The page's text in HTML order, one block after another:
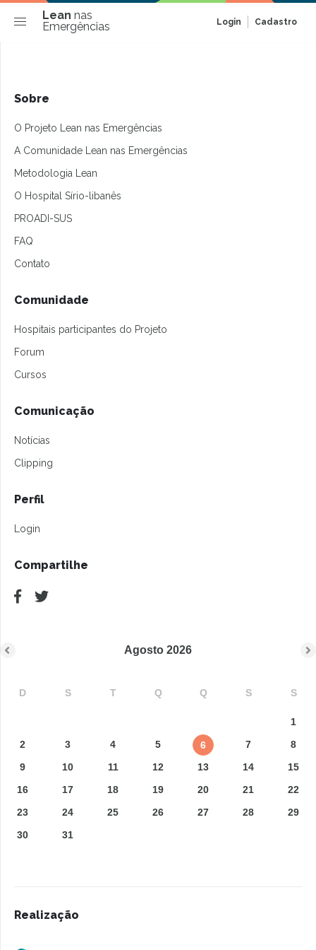
Lean nas
Emergências
Login Cadastro
Sobre
O Projeto Lean nas Emergências
A Comunidade Lean nas Emergências
Metodologia Lean
O Hospital Sírio-libanês
PROADI-SUS
FAQ
Contato
Comunidade
Hospitais participantes do Projeto
Forum
Cursos
Comunicação
Notícias
Clipping
Perfil
Login
Compartilhe
Agosto 2026
D S T Q Q S S
1
2
3 4 5 6 7
8
9
10 11 12 13 14
15
16
17 18 19 20 21
22
23
24 25 26 27 28
29
30
31
Realização